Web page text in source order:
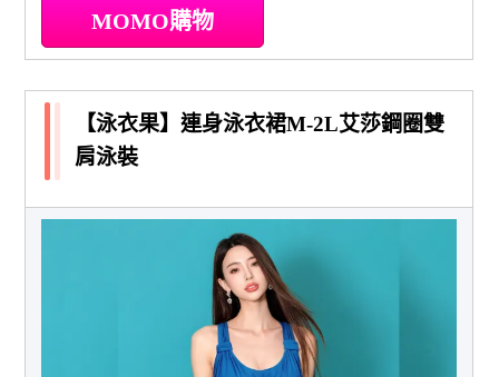
MOMO購物
【泳衣果】連身泳衣裙M-2L艾莎鋼圈雙
肩泳裝